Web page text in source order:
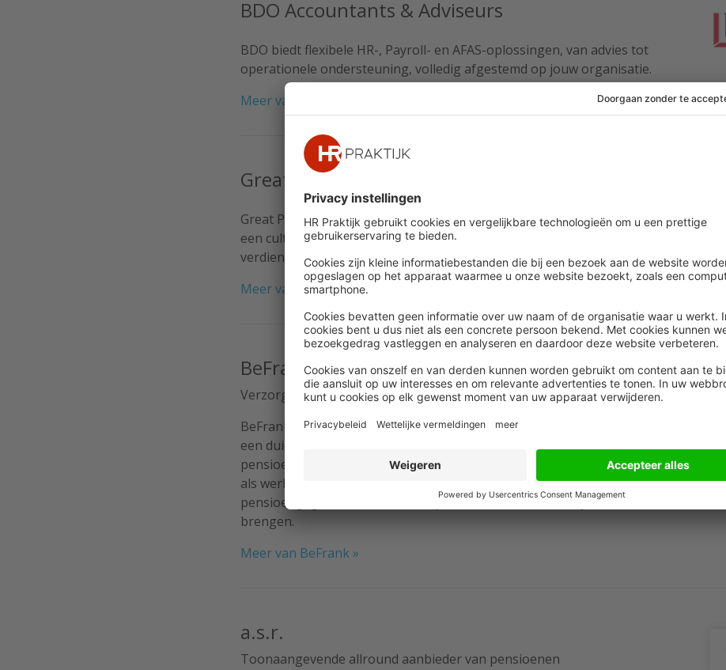
BDO Accountants & Adviseurs
BDO biedt flexibele HR-, Payroll- en AFAS-oplossingen, van advies tot
operationele ondersteuning, volledig afgestemd op jouw organisatie.
Meer van BDO Accountants & Adviseurs »
Great Place To Work
Great Place To Work helpt organisaties wereldwijd bij het bouwen van
een cultuur van vertrouwen. Omdat iedereen een geweldige werkplek
verdient.
Meer van Great Place To Work »
BeFrank
Verzorgt online pensioenuitvoering
BeFrank is een moderne online pensioenuitvoerder en biedt werkgevers
een duidelijk pensioen tegen lage kosten. We doen er alles aan om
pensioen zo eenvoudig en duidelijk mogelijk te maken. Zowel werkgever
als werknemer hebben eenvoudig realtime inzicht in alle
pensioengegevens. Zo willen we pensioen weer dichter bij mensen
brengen.
Meer van BeFrank »
a.s.r.
Toonaangevende allround aanbieder van pensioenen